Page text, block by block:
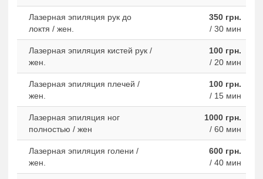
Лазерная эпиляция рук до
локтя / жен.
350 грн.
/ 30 мин
Лазерная эпиляция кистей рук /
жен.
100 грн.
/ 20 мин
Лазерная эпиляция плечей /
жен.
100 грн.
/ 15 мин
Лазерная эпиляция ног
полностью / жен
1000 грн.
/ 60 мин
Лазерная эпиляция голени /
жен.
600 грн.
/ 40 мин